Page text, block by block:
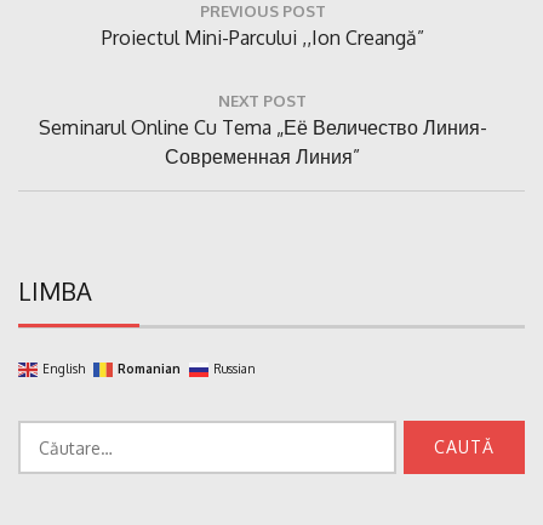
PREVIOUS POST
Previous
Proiectul Mini-Parcului ,,Ion Creangă”
NEXT POST
Next
Seminarul Online Cu Tema „Её Величество Линия-
Современная Линия”
LIMBA
English Romanian Russian